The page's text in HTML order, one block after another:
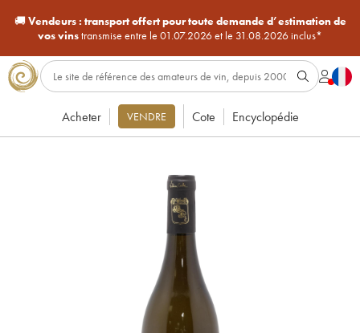
🚚Vendeurs : transport offert pour toute demande d’estimation de
vos vinstransmise entre le 01.07.2026 et le 31.08.2026 inclus*
Acheter VENDRE Cote Encyclopédie